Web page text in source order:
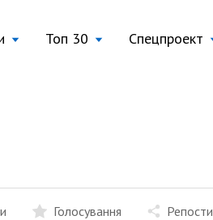
Топ 30 Спецпроект
Голосування Репости